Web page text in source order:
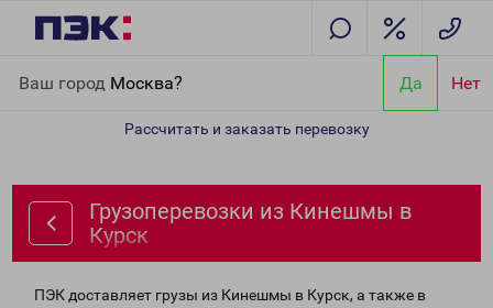
Ваш город Москва? Да Нет
Рассчитать и заказать перевозку
Грузоперевозки из Кинешмы в
Курск
ПЭК доставляет грузы из Кинешмы в Курск, а также в